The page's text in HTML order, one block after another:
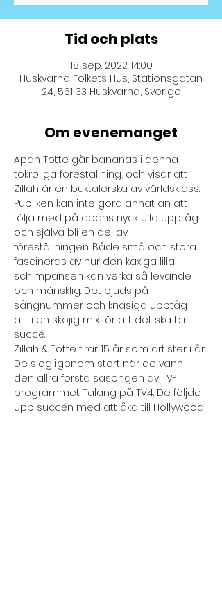
Tid och plats
18 sep. 2022 14:00
Huskvarna Folkets Hus, Stationsgatan
24, 561 33 Huskvarna, Sverige
Om evenemanget
Apan Totte går bananas i denna
tokroliga föreställning, och visar att
Zillah är en buktalerska av världsklass.
Publiken kan inte göra annat än att
följa med på apans nyckfulla upptåg
och själva bli en del av
föreställningen. Både små och stora
fascineras av hur den kaxiga lilla
schimpansen kan verka så levande
och mänsklig. Det bjuds på
sångnummer och knasiga upptåg –
allt i en skojig mix för att det ska bli
succé.
Zillah & Totte firar 15 år som artister i år.
De slog igenom stort när de vann
den allra första säsongen av TV-
programmet Talang på TV4. De följde
upp succén med att åka till Hollywood